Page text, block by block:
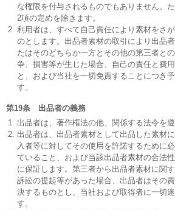
な権限を付与されるものでもありません。
2項の定めを除きます。
利用者は、すべて自己責任により素材をさ
のとします。出品者素材の取引により出品
たはそのどちらか一方とその他の第三者と
争、損害等が生じた場合、自己の責任と費
と、および当社を一切免責することにつき
す。
第19条 出品者の義務
出品者は、著作権法の他、関係する法令を
出品者は、出品者素材として出品した素材
入者等に対してその使用を許諾するために
ていること、および当該出品者素材の合法
に保証します。第三者から出品者素材に関
訴訟の提起等があった場合、出品者はその
決するものとし、当社および取得者に一切
す。